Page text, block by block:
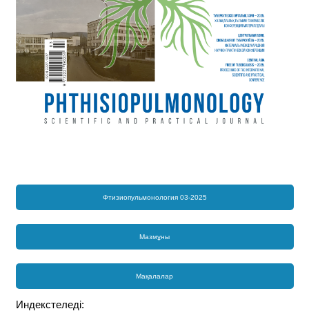
Фтизиопульмонология 03-2025
Мазмұны
Мақалалар
Индекстеледі: